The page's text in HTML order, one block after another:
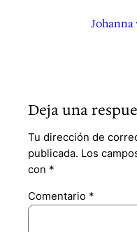
Johanna
Deja una
Tu dirección de
publicada. Los
con *
Comentario *